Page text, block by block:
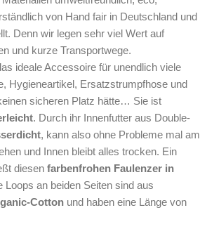
von Hand fair in Deutschland und
Denn wir legen sehr viel Wert auf
und kurze Transportwege.
ideale Accessoire für unendlich viele
Hygieneartikel, Ersatzstrumpfhose und
sicheren Platz hätte… Sie ist
. Durch ihr Innenfutter aus Double-
, kann also ohne Probleme mal am
und Innen bleibt alles trocken. Ein
diesen farbenfrohen Faulenzer in
Loops an beiden Seiten sind aus
Cotton und haben eine Länge von